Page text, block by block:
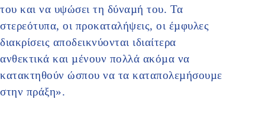
του και να υψώσει τη δύναµή του. Τα
στερεότυπα, οι προκαταλήψεις, οι έµφυλες
διακρίσεις αποδεικνύονται ιδιαίτερα
ανθεκτικά και µένουν πολλά ακόµα να
κατακτηθούν ώσπου να τα καταπολεµήσουµε
στην πράξη».